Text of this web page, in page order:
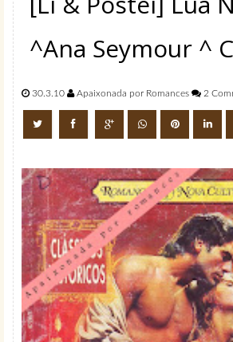
^Ana Seymour ^
30.3.10 Apaixonada por Romances 2